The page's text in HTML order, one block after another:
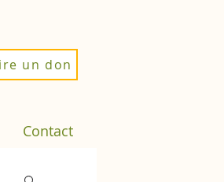
un don
Contact